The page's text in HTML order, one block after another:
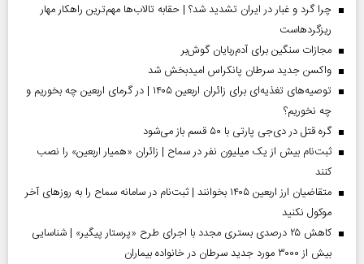
چرا گرد و غبار در ایران تشدید شد؟ | حقابه تالاب‌ها مهم‌ترین راهکار مهار
ریزگردهاست
مجازات سنگین برای آدم‌ربایان گوش‌بر
واکسن جدید سرطان پانکراس امیدبخش شد
توصیه‌های تغذیه‌ای برای زائران اربعین ۱۴۰۵ | در گرمای اربعین چه بخوریم و
چه نخوریم؟
گره قتل در دی‌جی پارتی با ۵۰ قسم باز می‌شود
ثبت‌نام بیش از یک میلیون نفر در سماح | زائران «همیار اربعین» را نصب
کنند
متقاضیان ارز اربعین ۱۴۰۵ بخوانند | ثبت‌نام در سامانه سماح را به روز‌های آخر
موکول نکنید
کاهش ۲۵ درصدی بستری مجدد با اجرای طرح «پرستار پیگیر» | شناسایی
بیش از ۳۰۰۰ مورد جدید سرطان در خانواده بیماران